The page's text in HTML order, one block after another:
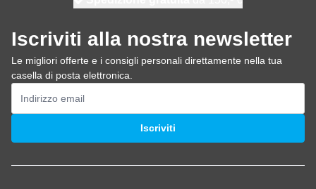
Iscriviti alla nostra newsletter
Le migliori offerte e i consigli personali direttamente nella tua
casella di posta elettronica.
Indirizzo email
Iscriviti